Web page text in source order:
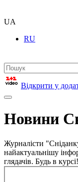
UA
RU
Відкрити у
Новини
Журналісти
найактуальнішу
глядачів. Будь в курсі!